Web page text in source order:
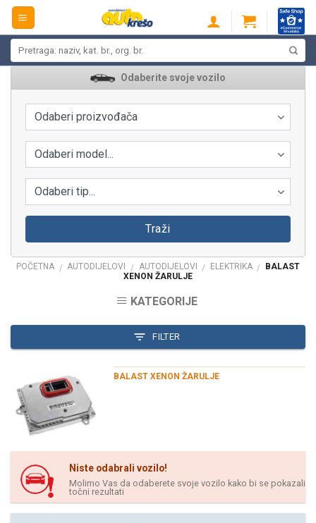
Skip
content
Odaberite svoje vozilo
Odaberi proizvođača
Odaberi model...
Odaberi tip...
Traži
POČETNA / AUTODIJELOVI / AUTODIJELOVI / ELEKTRIKA /
BALAST
XENON ŽARULJE
KATEGORIJE
FILTER
BALAST XENON ŽARULJE
Niste odabrali vozilo!
Molimo Vas da odaberete svoje vozilo kako bi se pokazali
točni rezultati